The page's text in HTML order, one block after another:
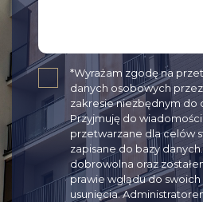
*Wyrażam zgodę na
danych osobowych przez
zakresie niezbędnym do
Przyjmuję do
przetwarzane dla celów
zapisane do bazy
dobrowolna oraz
prawie wglądu do
usunięcia.